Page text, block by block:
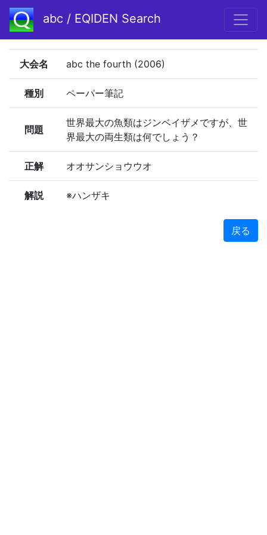
abc / EQIDEN Search
大会名 abc the fourth (2006)
種別 ペーパー筆記
問題
世界最大の魚類はジンベイザメですが、世
界最大の両生類は何でしょう？
正解 オオサンショウウオ
解説 ※ハンザキ
戻る